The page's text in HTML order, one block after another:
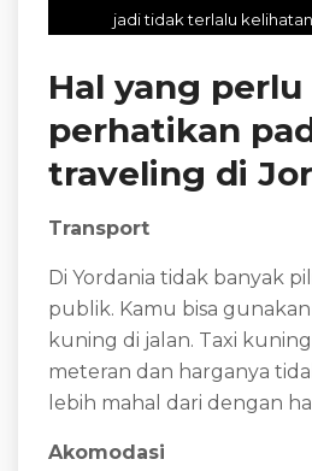
jadi tidak terlalu
Hal yang perlu
perhatikan
traveling di
Transport
Di Yordania tidak banyak
publik. Kamu bisa
kuning di jalan. Taxi
meteran dan harganya
lebih mahal dari dengan
Akomodasi